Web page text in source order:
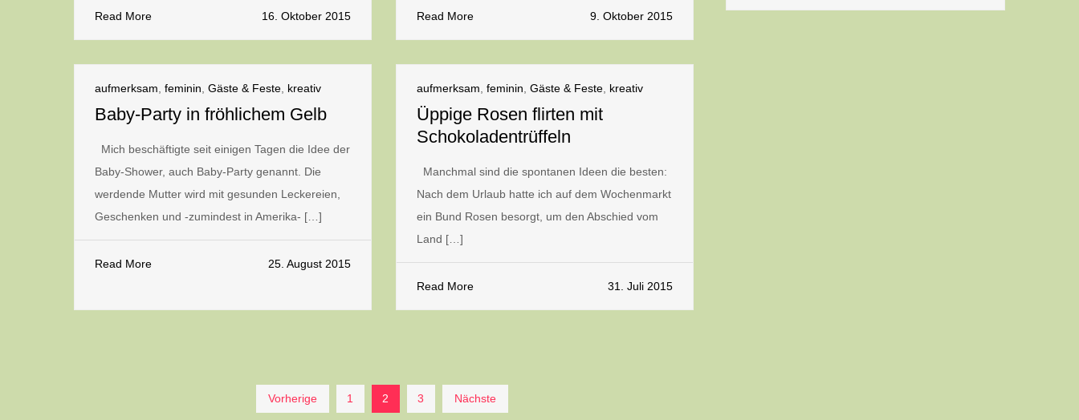
Read More 16. Oktober 2015 Read More 9. Oktober 2015
aufmerksam feminin Gäste & Feste kreativ
Baby-Party in fröhlichem Gelb
Mich beschäftigte seit einigen Tagen die Idee der
Baby-Shower, auch Baby-Party genannt. Die
werdende Mutter wird mit gesunden Leckereien,
Geschenken und -zumindest in Amerika- […]
Read More 25. August 2015
aufmerksam feminin Gäste & Feste kreativ
Üppige Rosen flirten mit
Schokoladentrüffeln
Manchmal sind die spontanen Ideen die besten:
Nach dem Urlaub hatte ich auf dem Wochenmarkt
ein Bund Rosen besorgt, um den Abschied vom
Land […]
Read More 31. Juli 2015
Seitennummerierung
Vorherige 1 2 3 Nächste